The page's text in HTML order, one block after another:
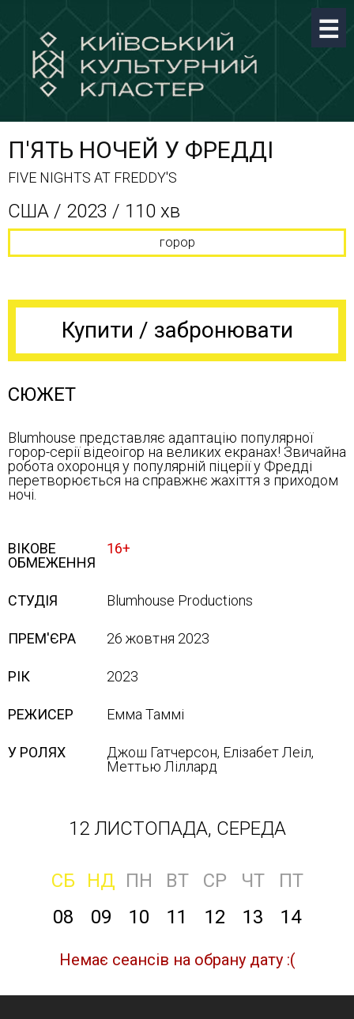
П'ЯТЬ НОЧЕЙ У ФРЕДДІ
FIVE NIGHTS AT FREDDY'S
CША / 2023 / 110 хв
горор
Купити / забронювати
СЮЖЕТ
Blumhouse представляє адаптацію популярної
горор-серії відеоігор на великих екранах! Звичайна
робота охоронця у популярній піцерії у Фредді
перетворюється на справжнє жахіття з приходом
ночі.
ВІКОВЕ
ОБМЕЖЕННЯ
16+
СТУДІЯ Blumhouse Productions
ПРЕМ'ЄРА 26 жовтня 2023
РІК 2023
РЕЖИСЕР Емма Таммі
У РОЛЯХ
Джош Гатчерсон, Елізабет Леіл,
Меттью Ліллард
12 ЛИСТОПАДА, СЕРЕДА
СБ НД ПН ВТ СР ЧТ
ПТ
08
09 10 11 12 13 14
Немає сеансів на обрану дату :(